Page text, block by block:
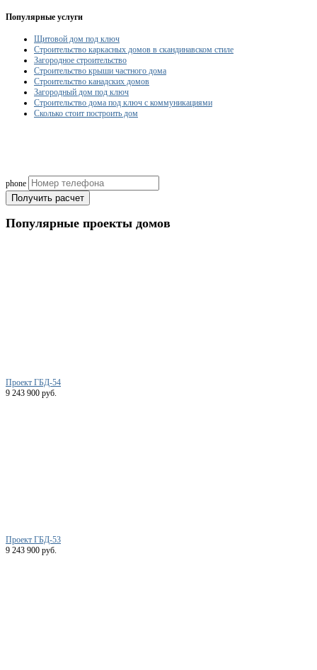
Популярные услуги
Щитовой дом под ключ
Строительство каркасных домов в скандинавском стиле
Загородное строительство
Строительство крыши частного дома
Строительство канадских домов
Загородный дом под ключ
Строительство дома под ключ с коммуникациями
Сколько стоит построить дом
phone
Получить расчет
Популярные проекты домов
Проект ГБД-54
9 243 900 руб.
Проект ГБД-53
9 243 900 руб.